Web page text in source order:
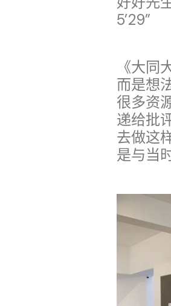
5’29”
《大
而是想
很多资
递给批
去做这
是与当